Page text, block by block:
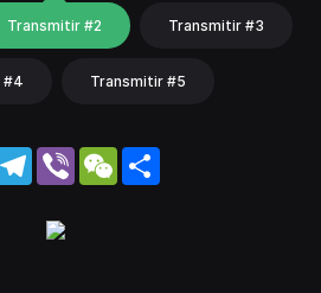
Transmitir #2 Transmitir #3
#4 Transmitir #5
Telegram
Viber WeChat